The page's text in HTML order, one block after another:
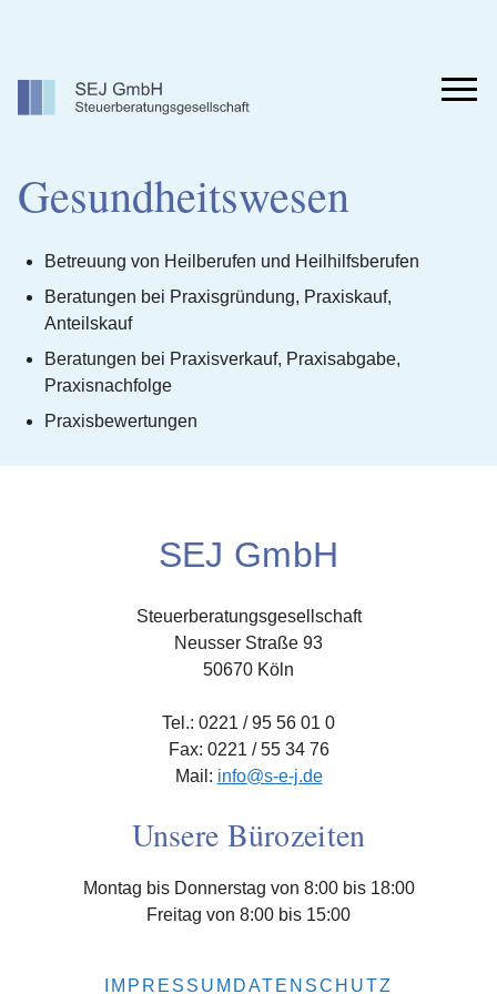
Gesundheitswesen
Betreuung von Heilberufen und Heilhilfsberufen
Beratungen bei Praxisgründung, Praxiskauf,
Anteilskauf
Beratungen bei Praxisverkauf, Praxisabgabe,
Praxisnachfolge
Praxisbewertungen
SEJ GmbH
Steuerberatungsgesellschaft
Neusser Straße 93
50670 Köln
Tel.: 0221 / 95 56 01 0
Fax: 0221 / 55 34 76
Mail: info@s-e-j.de
Unsere Bürozeiten
Montag bis Donnerstag von 8:00 bis 18:00
Freitag von 8:00 bis 15:00
IMPRESSUM DATENSCHUTZ